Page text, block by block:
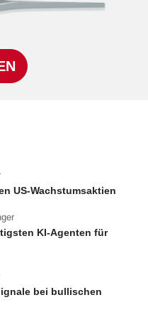
US-Wachstumsaktien
KI-Agenten für
bei bullischen